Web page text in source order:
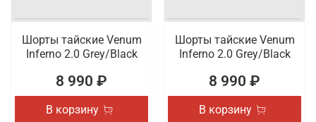
Шорты тайские Venum
Inferno 2.0 Grey/Black
8 990 ₽
В корзину
Шорты тайские Venum
Inferno 2.0 Grey/Black
8 990 ₽
В корзину